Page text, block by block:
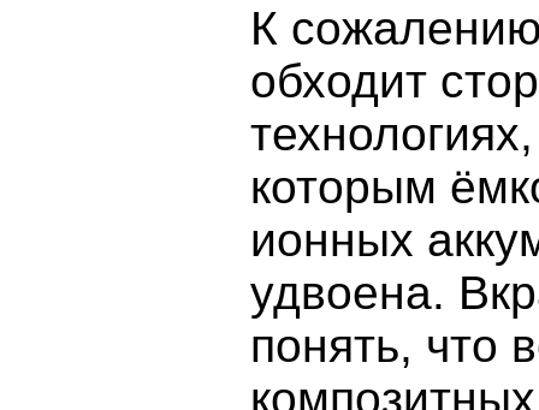
К
обходит
которым
ионных
удвоена.
понять, что